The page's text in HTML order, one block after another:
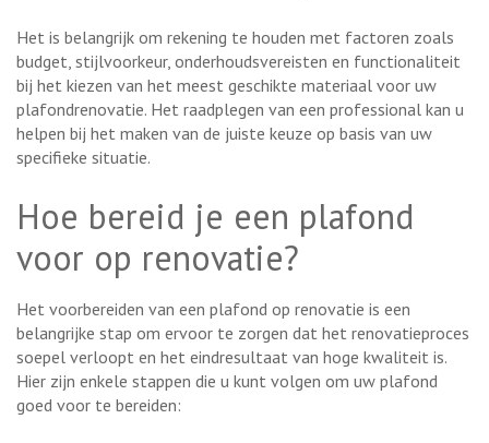
Het is belangrijk om rekening te houden met factoren zoals
budget, stijlvoorkeur, onderhoudsvereisten en functionaliteit
bij het kiezen van het meest geschikte materiaal voor uw
plafondrenovatie. Het raadplegen van een professional kan u
helpen bij het maken van de juiste keuze op basis van uw
specifieke situatie.
Hoe bereid je een plafond
voor op renovatie?
Het voorbereiden van een plafond op renovatie is een
belangrijke stap om ervoor te zorgen dat het renovatieproces
soepel verloopt en het eindresultaat van hoge kwaliteit is.
Hier zijn enkele stappen die u kunt volgen om uw plafond
goed voor te bereiden: